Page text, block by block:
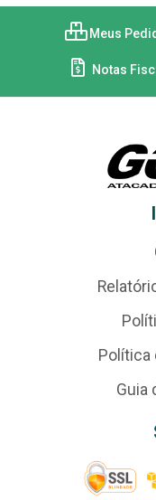
Meus
Notas
Política
Guia